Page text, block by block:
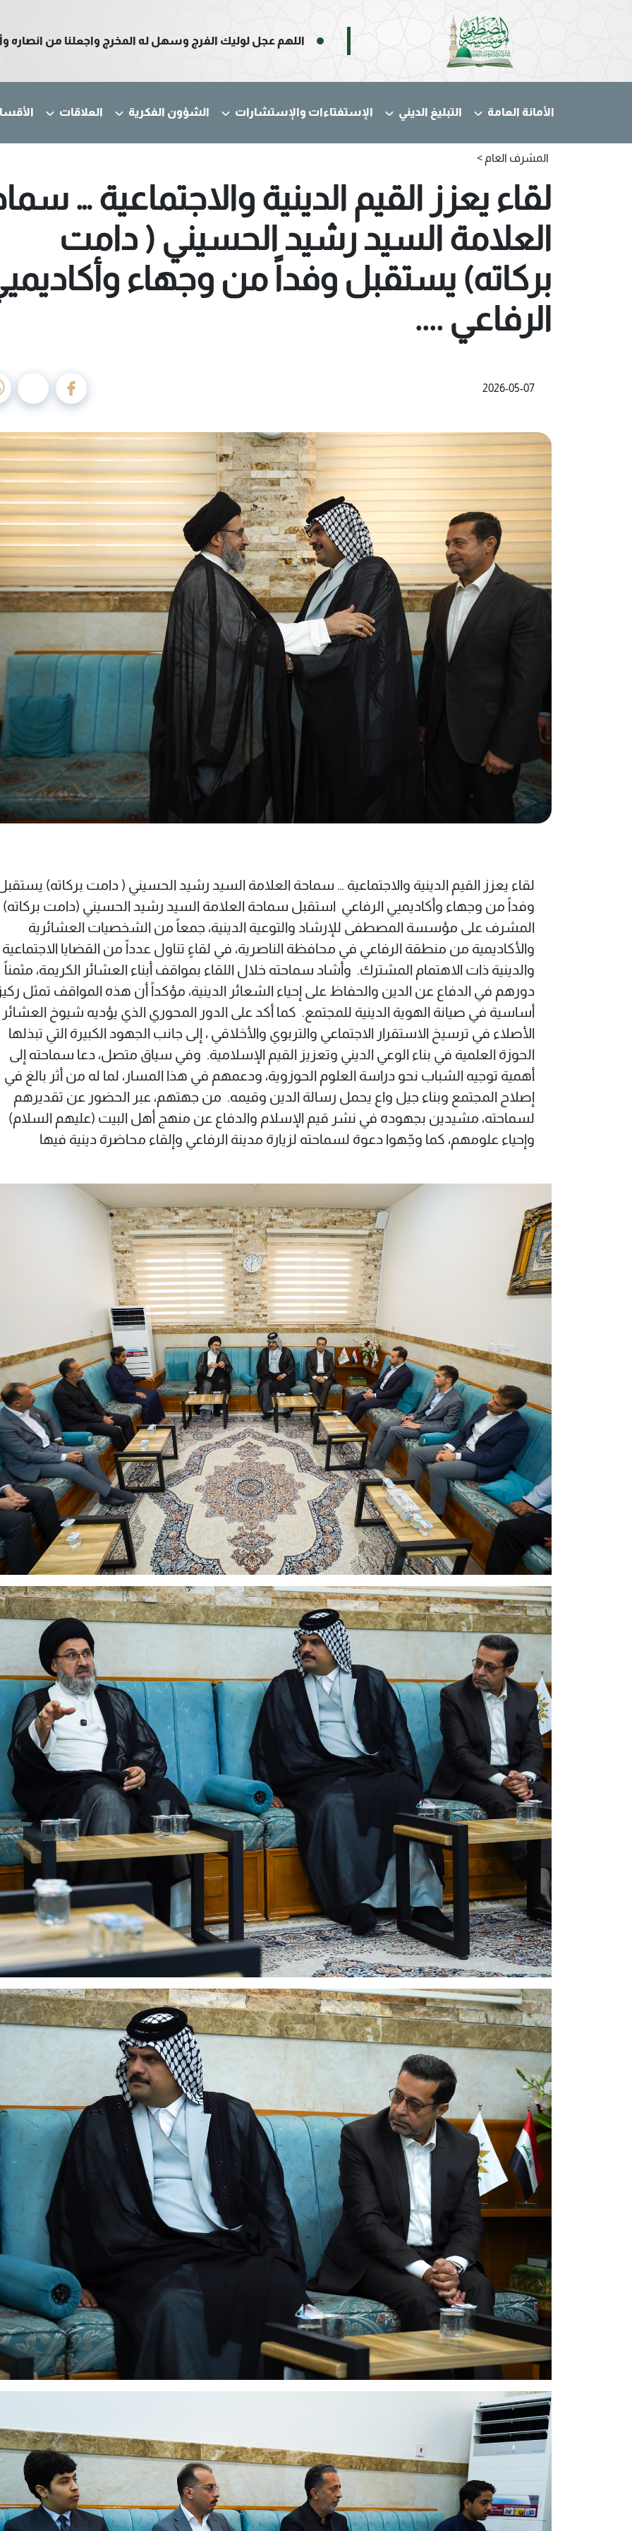
اللهم عجل لوليك الفرج وسهل له المخرج واجعلنا من انصاره
الأمانة العامة التبليغ الديني الإستفتاءات والإستشارات الشؤون الفكرية العلاقات
المشرف العام >
لقاء يعزز القيم الدينية والاجتماعية …
العلامة السيد رشيد الحسيني ( دامت
بركاته) يستقبل وفداً من وجهاء
الرفاعي ....
2026-05-07
لقاء يعزز القيم الدينية والاجتماعية … سماحة العلامة السيد رشيد الحسيني ( دامت بركاته)
وفداً من وجهاء وأكاديميي الرفاعي ‏ ‏استقبل سماحة العلامة السيد رشيد الحسيني (دامت بركاته)
المشرف على مؤسسة المصطفى للإرشاد والتوعية الدينية، جمعاً من الشخصيات العشائرية
والأكاديمية من منطقة الرفاعي في محافظة الناصرية، في لقاءٍ تناول عدداً من القضايا الاجتماعية
والدينية ذات الاهتمام المشترك. ‏ ‏وأشاد سماحته خلال اللقاء بمواقف أبناء العشائر الكريمة، مثمناً
دورهم في الدفاع عن الدين والحفاظ على إحياء الشعائر الدينية، مؤكداً أن هذه المواقف تمثل
أساسية في صيانة الهوية الدينية للمجتمع. ‏ ‏كما أكد على الدور المحوري الذي يؤديه شيوخ العشائر
الأصلاء في ترسيخ الاستقرار الاجتماعي والتربوي والأخلاقي ، إلى جانب الجهود الكبيرة التي تبذلها
الحوزة العلمية في بناء الوعي الديني وتعزيز القيم الإسلامية. ‏ ‏وفي سياق متصل، دعا سماحته إلى
أهمية توجيه الشباب نحو دراسة العلوم الحوزوية، ودعمهم في هذا المسار، لما له من أثر بالغ في
إصلاح المجتمع وبناء جيل واع يحمل رسالة الدين وقيمه. ‏ ‏من جهتهم، عبر الحضور عن تقديرهم
لسماحته، مشيدين بجهوده في نشر قيم الإسلام والدفاع عن منهج أهل البيت (عليهم السلام)
وإحياء علومهم، كما وجّهوا دعوة لسماحته لزيارة مدينة الرفاعي وإلقاء محاضرة دينية فيها